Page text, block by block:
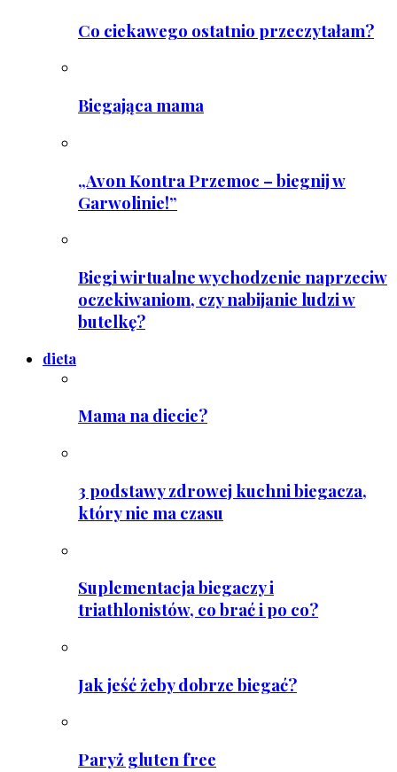
Co ciekawego ostatnio przeczytałam?
Biegająca mama
„Avon Kontra Przemoc – biegnij w
Garwolinie!”
Biegi wirtualne wychodzenie naprzeciw
oczekiwaniom, czy nabijanie ludzi w
butelkę?
dieta
Mama na diecie?
3 podstawy zdrowej kuchni biegacza,
który nie ma czasu
Suplementacja biegaczy i
triathlonistów, co brać i po co?
Jak jeść żeby dobrze biegać?
Paryż gluten free